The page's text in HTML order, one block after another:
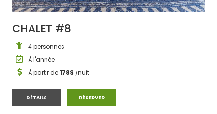
CHALET #8
4 personnes
À l'année
À partir de178$ /nuit
DÉTAILSCHALET #8 RÉSERVERCHALET #8